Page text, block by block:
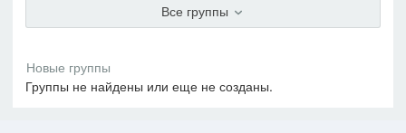
Все группы
Группы не найдены или еще не созданы.